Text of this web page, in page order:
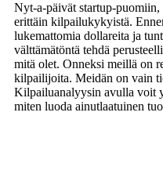
Nyt-a-päivät startup-
erittäin kilpailukykyistä.
lukemattomia dollareita ja
välttämätöntä tehdä
mitä olet. Onneksi meillä on
kilpailijoita. Meidän on vain
Kilpailuanalyysin avulla voit
miten luoda ainutlaatuinen